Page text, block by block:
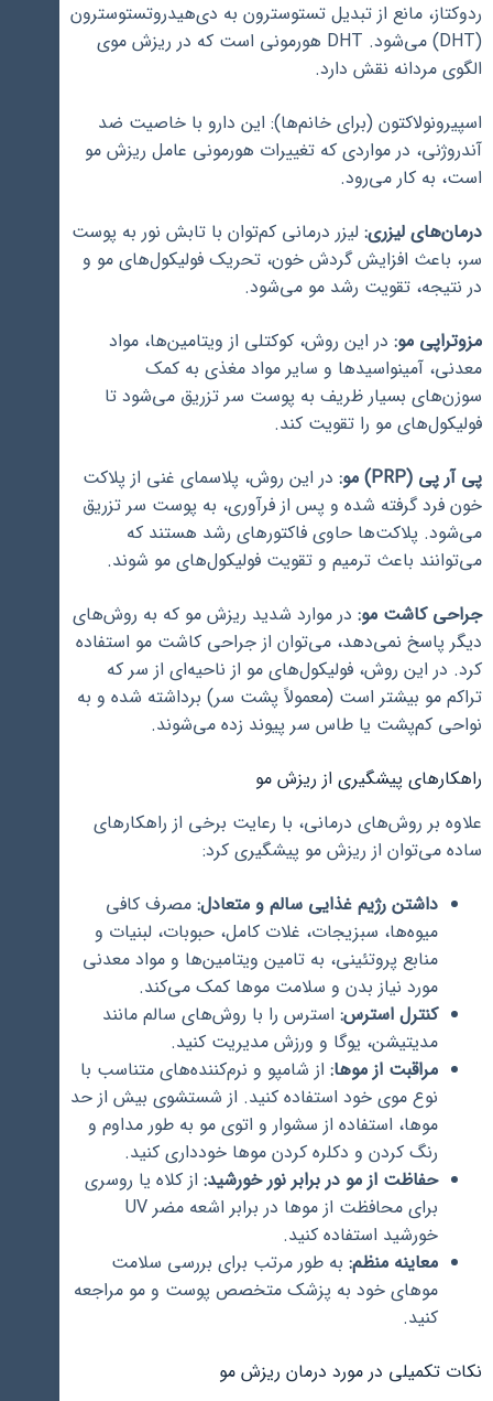
ردوکتاز، مانع از تبدیل تستوسترون به دی‌هیدروتستوسترون
(DHT) می‌شود. DHT هورمونی است که در ریزش موی
الگوی مردانه نقش دارد.
اسپیرونولاکتون (برای خانم‌ها): این دارو با خاصیت ضد
آندروژنی، در مواردی که تغییرات هورمونی عامل ریزش مو
است، به کار می‌رود.
درمان‌های لیزری: لیزر درمانی کم‌توان با تابش نور به پوست
سر، باعث افزایش گردش خون، تحریک فولیکول‌های مو و
در نتیجه، تقویت رشد مو می‌شود.
مزوتراپی مو: در این روش، کوکتلی از ویتامین‌ها، مواد
معدنی، آمینواسیدها و سایر مواد مغذی به کمک
سوزن‌های بسیار ظریف به پوست سر تزریق می‌شود تا
فولیکول‌های مو را تقویت کند.
پی آر پی (PRP) مو:
در این روش، پلاسمای غنی از پلاکت
خون فرد گرفته شده و پس از فرآوری، به پوست سر تزریق
می‌شود. پلاکت‌ها حاوی فاکتورهای رشد هستند که
می‌توانند باعث ترمیم و تقویت فولیکول‌های مو شوند.
جراحی کاشت مو: در موارد شدید ریزش مو که به روش‌های
دیگر پاسخ نمی‌دهد، می‌توان از جراحی کاشت مو استفاده
کرد. در این روش، فولیکول‌های مو از ناحیه‌ای از سر که
تراکم مو بیشتر است (معمولاً پشت سر) برداشته شده و به
نواحی کم‌پشت یا طاس سر پیوند زده می‌شوند.
راهکارهای پیشگیری از ریزش مو
علاوه بر روش‌های درمانی، با رعایت برخی از راهکارهای
ساده می‌توان از ریزش مو پیشگیری کرد:
داشتن رژیم غذایی سالم و متعادل: مصرف کافی
میوه‌ها، سبزیجات، غلات کامل، حبوبات، لبنیات و
منابع پروتئینی، به تامین ویتامین‌ها و مواد معدنی
مورد نیاز بدن و سلامت موها کمک می‌کند.
کنترل استرس: استرس را با روش‌های سالم مانند
مدیتیشن، یوگا و ورزش مدیریت کنید.
مراقبت از موها: از شامپو و نرم‌کننده‌های متناسب با
نوع موی خود استفاده کنید. از شستشوی بیش از حد
موها، استفاده از سشوار و اتوی مو به طور مداوم و
رنگ کردن و دکلره کردن موها خودداری کنید.
حفاظت از مو در برابر نور خورشید: از کلاه یا روسری
برای محافظت از موها در برابر اشعه مضر UV
خورشید استفاده کنید.
معاینه منظم: به طور مرتب برای بررسی سلامت
موهای خود به پزشک متخصص پوست و مو مراجعه
کنید.
نکات تکمیلی در مورد درمان ریزش مو